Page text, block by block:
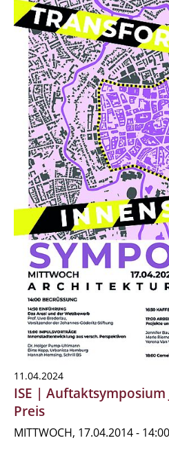
11.04.2024
ISE |
Preis
MITTWOCH, 17.04.2014 -